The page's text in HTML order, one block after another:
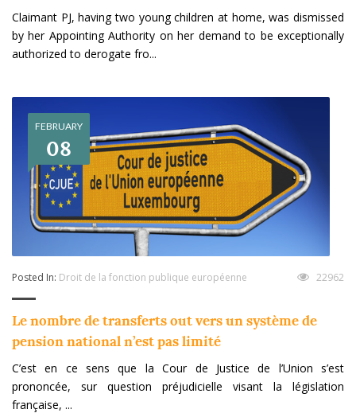
Claimant PJ, having two young children at home, was dismissed
by her Appointing Authority on her demand to be exceptionally
authorized to derogate fro...
FEBRUARY
08
Posted In: Droit de la fonction publique européenne 22962
Le nombre de transferts out vers un système de
pension national n’est pas limité
C’est en ce sens que la Cour de Justice de l’Union s’est
prononcée, sur question préjudicielle visant la législation
française, ...